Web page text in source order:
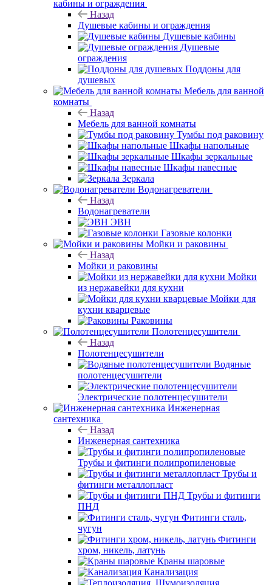
кабины и ограждения
Назад
Душевые кабины и ограждения
Душевые кабины
Душевые
ограждения
Поддоны для
душевых
Мебель для ванной
комнаты
Назад
Мебель для ванной комнаты
Тумбы под раковину
Шкафы напольные
Шкафы зеркальные
Шкафы навесные
Зеркала
Водонагреватели
Назад
Водонагреватели
ЭВН
Газовые колонки
Мойки и раковины
Назад
Мойки и раковины
Мойки
из нержавейки для кухни
Мойки для
кухни кварцевые
Раковины
Полотенцесушители
Назад
Полотенцесушители
Водяные
полотенцесушители
Электрические полотенцесушители
Инженерная
сантехника
Назад
Инженерная сантехника
Трубы и фитинги полипропиленовые
Трубы и
фитинги металлопласт
Трубы и фитинги
ПНД
Фитинги сталь,
чугун
Фитинги
хром, никель, латунь
Краны шаровые
Канализация